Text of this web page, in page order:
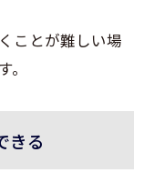
ことが難しい場
きる